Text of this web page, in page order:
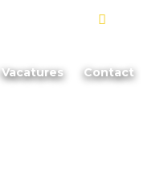
Vacatures Contact